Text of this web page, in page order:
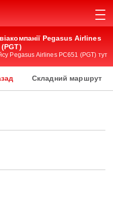
Pegasus Airlines
(PGT)
Pegasus Airlines PC651 (PGT) тут
Складний маршрут